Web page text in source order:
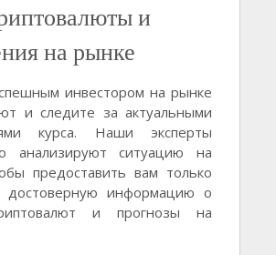
и
на рынке
инвестором на рынке
и следите за актуальными
курса. Наши эксперты
анализируют ситуацию на
предоставить вам только
информацию о
и прогнозы на